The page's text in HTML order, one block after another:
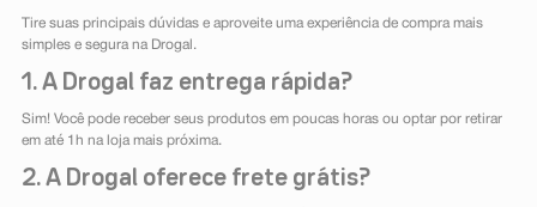
Tire suas principais dúvidas e aproveite uma experiência de compra mais
simples e segura na Drogal.
1. A Drogal faz entrega rápida?
Sim! Você pode receber seus produtos em poucas horas ou optar por retirar
em até 1h na loja mais próxima.
2. A Drogal oferece frete grátis?